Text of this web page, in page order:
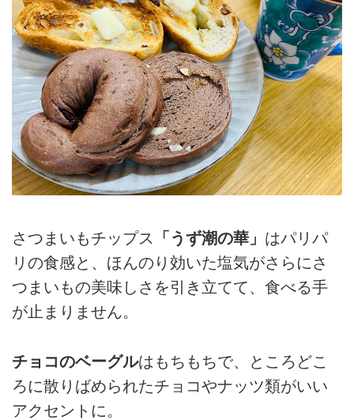
さつまいもチップス 「うず潮の華」 はパリパ
リの食感と、ほんのり効いた塩気がさらにさ
つまいもの美味しさを引き立てて、食べる手
が止まりません。
チョコのベーグルはもちもちで、ところどこ
ろに散りばめられたチョコやナッツ類がいい
アクセントに。